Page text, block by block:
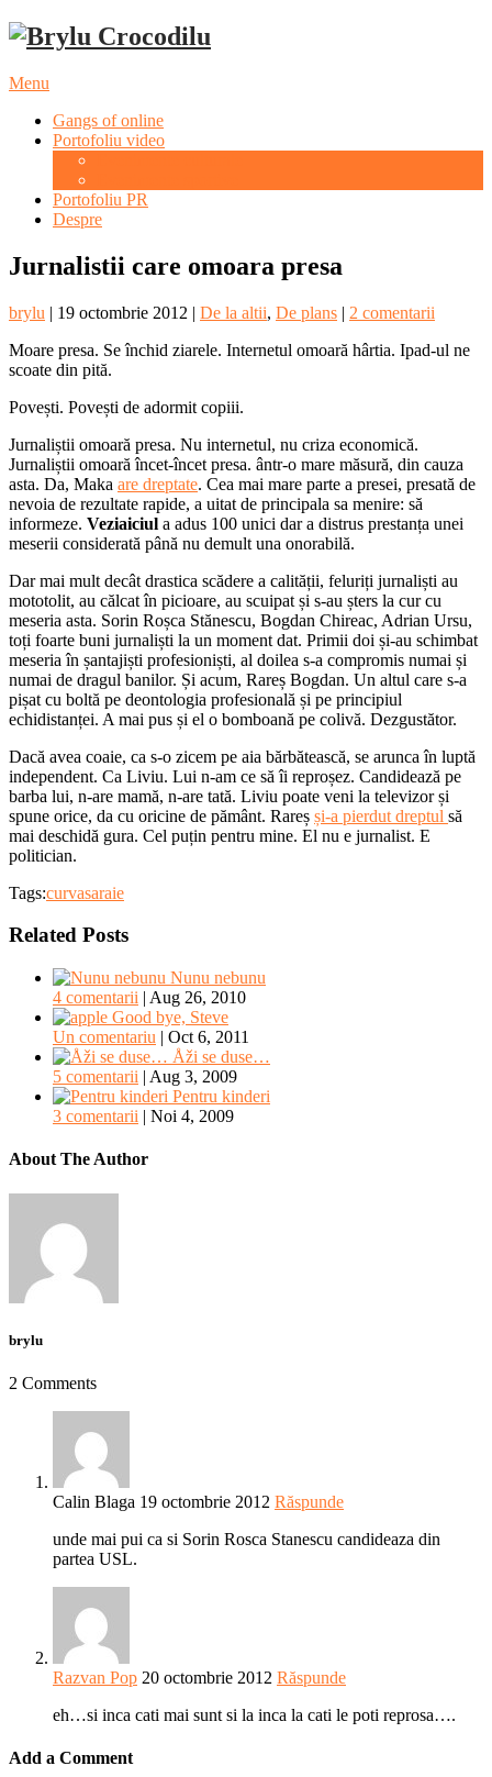
Menu
Gangs of online
Portofoliu video
Portofoliu PR
Despre
Jurnalistii care omoara presa
brylu | 19 octombrie 2012 | De la altii, De plans | 2 comentarii
Moare presa. Se închid ziarele. Internetul omoară hârtia. Ipad-ul ne
scoate din pită.
Povești. Povești de adormit copiii.
Jurnaliștii omoară presa. Nu internetul, nu criza economică.
Jurnaliștii omoară încet-încet presa. ântr-o mare măsură, din cauza
asta. Da, Maka are dreptate. Cea mai mare parte a presei, presată de
nevoia de rezultate rapide, a uitat de principala sa menire: să
informeze. Veziaiciul a adus 100 unici dar a distrus prestanța unei
meserii considerată până nu demult una onorabilă.
Dar mai mult decât drastica scădere a calității, feluriți jurnaliști au
mototolit, au călcat în picioare, au scuipat și s-au șters la cur cu
meseria asta. Sorin Roșca Stănescu, Bogdan Chireac, Adrian Ursu,
toți foarte buni jurnaliști la un moment dat. Primii doi și-au schimbat
meseria în șantajiști profesioniști, al doilea s-a compromis numai și
numai de dragul banilor. Și acum, Rareș Bogdan. Un altul care s-a
pișat cu boltă pe deontologia profesională și pe principiul
echidistanței. A mai pus și el o bomboană pe colivă. Dezgustător.
Dacă avea coaie, ca s-o zicem pe aia bărbătească, se arunca în luptă
independent. Ca Liviu. Lui n-am ce să îi reproșez. Candidează pe
barba lui, n-are mamă, n-are tată. Liviu poate veni la televizor și
spune orice, da cu oricine de pământ. Rareș și-a pierdut dreptul să
mai deschidă gura. Cel puțin pentru mine. El nu e jurnalist. E
politician.
Tags:curvasaraie
Related Posts
Nunu nebunu
4 comentarii | Aug 26, 2010
Good bye, Steve
Un comentariu | Oct 6, 2011
Åži se duse…
5 comentarii | Aug 3, 2009
Pentru kinderi
3 comentarii | Noi 4, 2009
About The Author
brylu
2 Comments
Calin Blaga 19 octombrie 2012 Răspunde
unde mai pui ca si Sorin Rosca Stanescu candideaza din
partea USL.
Razvan Pop 20 octombrie 2012 Răspunde
eh…si inca cati mai sunt si la inca la cati le poti reprosa….
Add a Comment